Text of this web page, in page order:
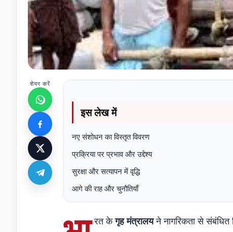
शेयर करें
इस लेख में
नए संशोधन का विस्तृत विवरण
प्रक्रिया पर प्रभाव और उद्देश्य
सुरक्षा और सत्यापन में वृद्धि
आगे की राह और चुनौतियाँ
रत केगृह मंत्रालयने नागरिकता से संबंधित